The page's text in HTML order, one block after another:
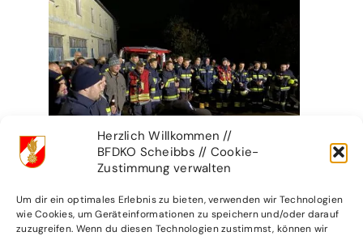
Herzlich Willkommen //
BFDKO Scheibbs // Cookie-
Zustimmung verwalten
Um dir ein optimales Erlebnis zu bieten, verwenden wir Technologien
wie Cookies, um Geräteinformationen zu speichern und/oder darauf
zuzugreifen. Wenn du diesen Technologien zustimmst, können wir